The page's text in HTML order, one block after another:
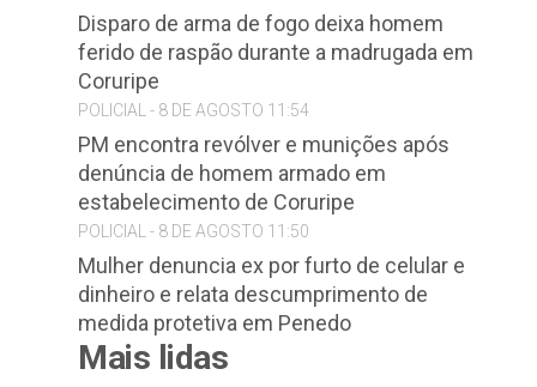
Disparo de arma de fogo deixa homem
ferido de raspão durante a madrugada em
Coruripe
POLICIAL - 8 DE AGOSTO 11:54
PM encontra revólver e munições após
denúncia de homem armado em
estabelecimento de Coruripe
POLICIAL - 8 DE AGOSTO 11:50
Mulher denuncia ex por furto de celular e
dinheiro e relata descumprimento de
medida protetiva em Penedo
Mais lidas